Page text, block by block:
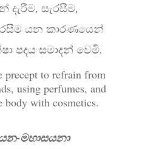
දැරීම, සැරසීම,
යන කාරණයෙන්
පදය සමාදන් වෙමි.
precept to refrain from
using perfumes, and
body with cosmetics.
මහාසයනා